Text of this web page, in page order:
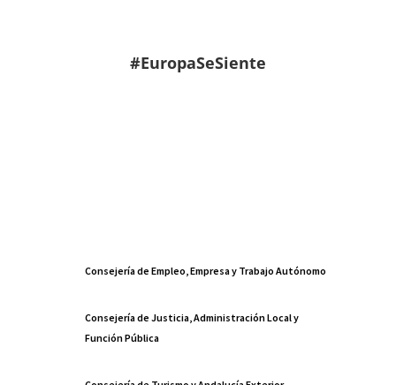
#EuropaSeSiente
Consejería de Empleo, Empresa y Trabajo Autónomo
Consejería de Justicia, Administración Local y
Función Pública